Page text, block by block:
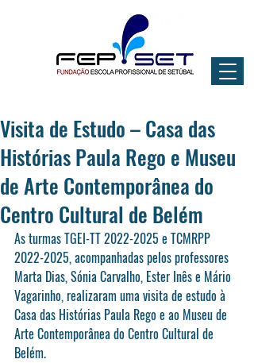
Visita de Estudo – Casa das
Histórias Paula Rego e Museu
de Arte Contemporânea do
Centro Cultural de Belém
As turmas TGEI-TT 2022-2025 e TCMRPP
2022-2025, acompanhadas pelos professores
Marta Dias, Sónia Carvalho, Ester Inês e Mário
Vagarinho, realizaram uma visita de estudo à
Casa das Histórias Paula Rego e ao Museu de
Arte Contemporânea do Centro Cultural de
Belém.